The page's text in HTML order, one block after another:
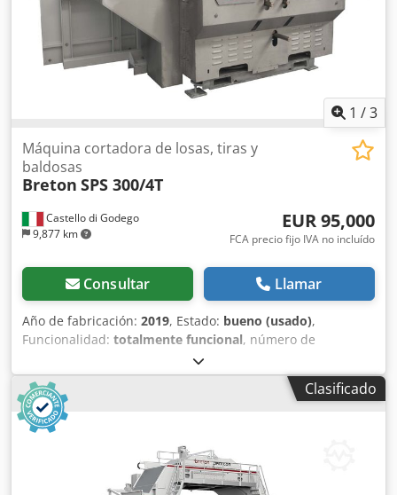
1 /3
Castello di Godego
9,877 km
Máquina cortadora de losas, tiras y
baldosas
Breton SPS 300/4T
EUR 95,000
FCA precio fijo IVA no incluído
Consultar Llamar
Año de fabricación: 2019, Estado: bueno (usado),
Funcionalidad: totalmente funcional, número de
, Breton SPS 300/4T es una
cortadora horizontal para cortar placas, tiras o baldosas de
cerámica, mármol, piedra natural y piedra artificial.
Crsdpevupmwefx Actjf
Clasificado